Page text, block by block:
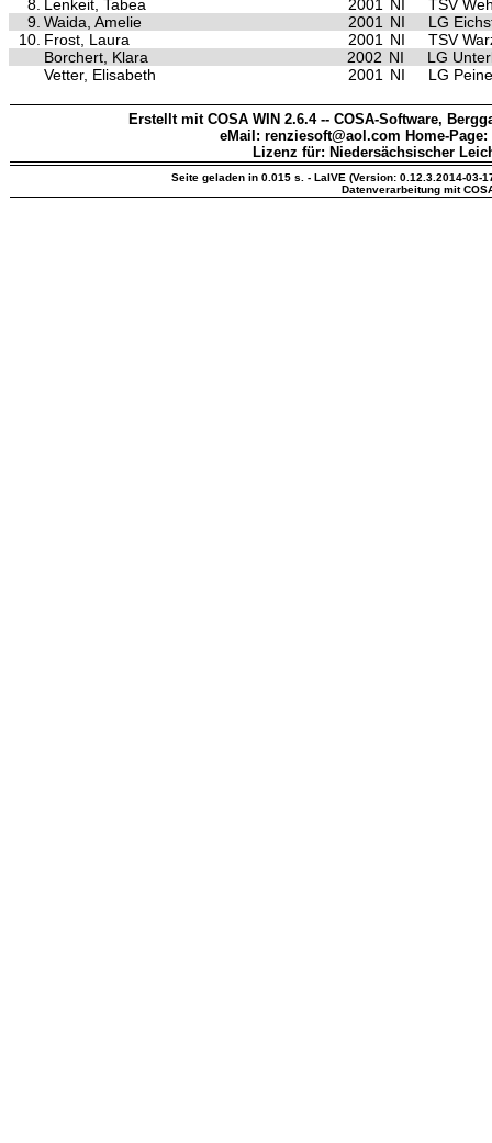
8. Lenkeit, Tabea 2001 NI
TSV
9. Waida, Amelie 2001 NI
LG
10. Frost, Laura 2001 NI
TSV
Borchert, Klara
2002 NI
LG
Vetter, Elisabeth
2001 NI LG
Erstellt mit COSA WIN 2.6.4 -- COSA-Software,
eMail: renziesoft@aol.com Home-Page:
Lizenz für: Niedersächsischer
Seite geladen in 0.015 s. - LaIVE (Version: 0.12.3.2014-03-
Datenverarbeitung mit